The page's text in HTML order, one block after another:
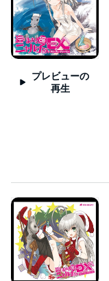
プレビューの
再生